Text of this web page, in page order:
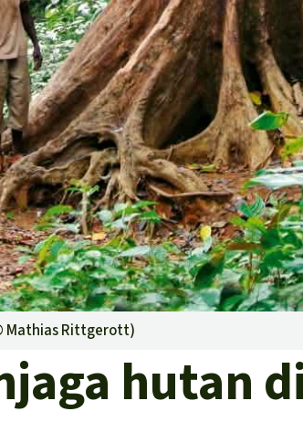
Mathias Rittgerott)
hutan